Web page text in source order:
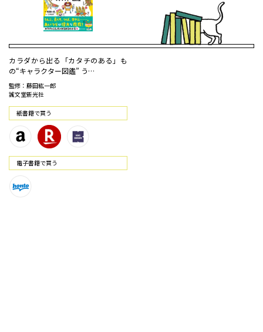
カラダから出る「カタチのある」も
の“キャラクター図鑑” う…
監修：藤田紘一郎
誠文堂新光社
紙書籍で買う
電⼦書籍で買う